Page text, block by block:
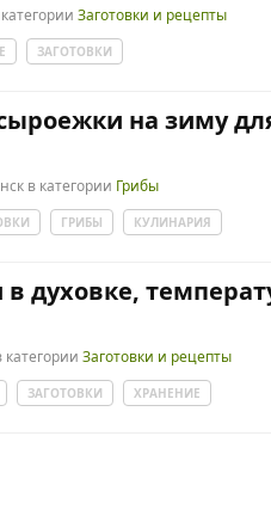
Заготовки и рецепты
ЗАГОТОВКИ
на зиму
в категории Грибы
ГРИБЫ КУЛИНАРИЯ
духовке,
категории Заготовки и рецепты
ЗАГОТОВКИ ХРАНЕНИЕ